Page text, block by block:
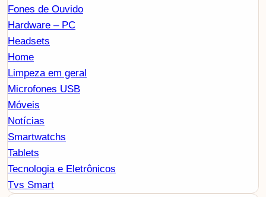
Fones de Ouvido
Hardware – PC
Headsets
Home
Limpeza em geral
Microfones USB
Móveis
Notícias
Smartwatchs
Tablets
Tecnologia e Eletrônicos
Tvs Smart